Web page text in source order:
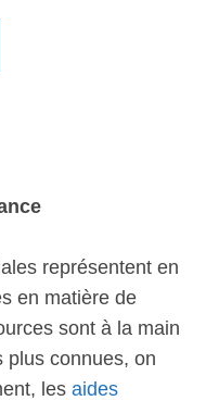
représentent en
en matière de
sont à la main
plus connues, on
les aides